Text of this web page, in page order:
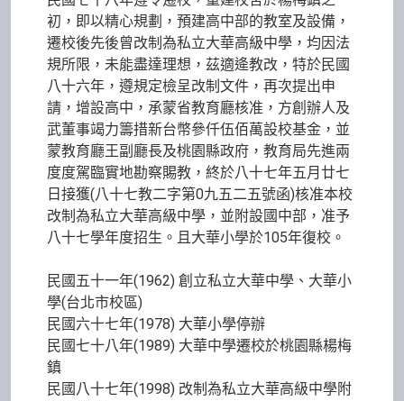
初，即以精心規劃，預建高中部的教室及設備，
遷校後先後曾改制為私立大華高級中學，均因法
規所限，未能盡達理想，茲適逄教改，特於民國
八十六年，遵規定檢呈改制文件，再次提出申
請，增設高中，承蒙省教育廳核准，方創辦人及
武董事竭力籌措新台幣參仟伍佰萬設校基金，並
蒙教育廳王副廳長及桃園縣政府，教育局先進兩
度度駕臨實地勘察賜教，終於八十七年五月廿七
日接獲(八十七教二字第0九五二五號函)核准本校
改制為私立大華高級中學，並附設國中部，准予
八十七學年度招生。且大華小學於105年復校。
民國五十一年(1962) 創立私立大華中學、大華小
學(台北市校區)
民國六十七年(1978) 大華小學停辦
民國七十八年(1989) 大華中學遷校於桃園縣楊梅
鎮
民國八十七年(1998) 改制為私立大華高級中學附